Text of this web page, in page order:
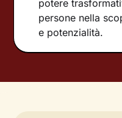
potere
persone nella
e potenzialità.